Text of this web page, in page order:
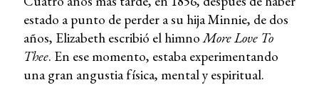
estado a punto de perder a su hija Minnie, de dos
años, Elizabeth escribió el himnoMore Love To
Thee. En ese momento, estaba experimentando
una gran angustia física, mental y espiritual.